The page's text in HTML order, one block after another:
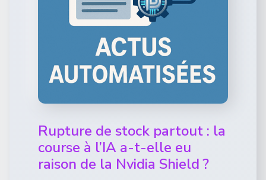
Rupture de stock partout : la
course à l’IA a-t-elle eu
raison de la Nvidia Shield ?